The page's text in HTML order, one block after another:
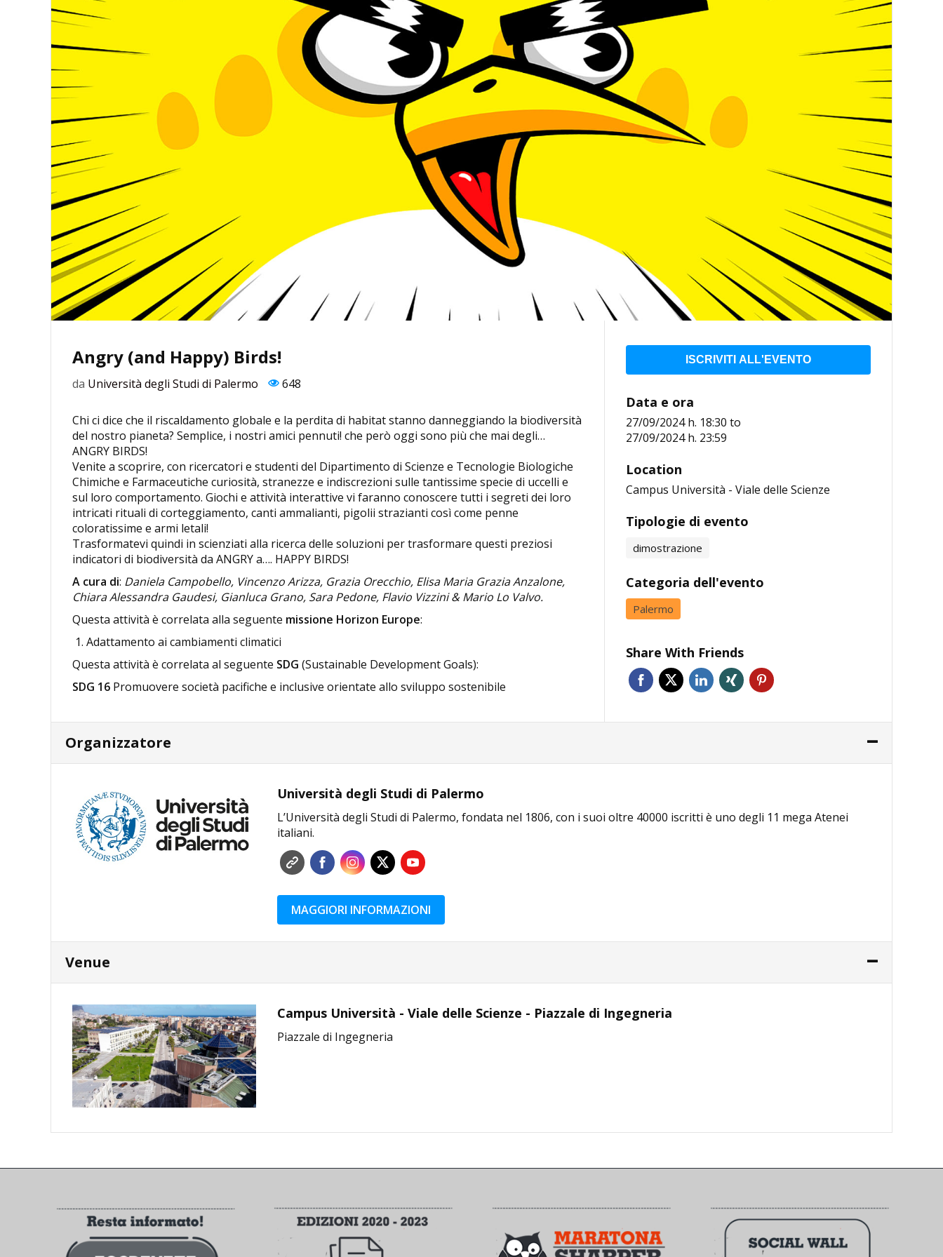
Angry (and Happy) Birds!
da Università degli Studi di Palermo 648
Chi ci dice che il riscaldamento globale e la perdita di habitat stanno danneggiando la biodiversità
del nostro pianeta? Semplice, i nostri amici pennuti! che però oggi sono più che mai degli…
ANGRY BIRDS!
Venite a scoprire, con ricercatori e studenti del Dipartimento di Scienze e Tecnologie Biologiche
Chimiche e Farmaceutiche curiosità, stranezze e indiscrezioni sulle tantissime specie di uccelli e
sul loro comportamento. Giochi e attività interattive vi faranno conoscere tutti i segreti dei loro
intricati rituali di corteggiamento, canti ammalianti, pigolii strazianti così come penne
coloratissime e armi letali!
Trasformatevi quindi in scienziati alla ricerca delle soluzioni per trasformare questi preziosi
indicatori di biodiversità da ANGRY a…. HAPPY BIRDS!
A cura di: Daniela Campobello, Vincenzo Arizza, Grazia Orecchio, Elisa Maria Grazia Anzalone,
Chiara Alessandra Gaudesi, Gianluca Grano, Sara Pedone, Flavio Vizzini & Mario Lo Valvo.
Questa attività è correlata alla seguente missione Horizon Europe:
Adattamento ai cambiamenti climatici
Questa attività è correlata al seguente SDG (Sustainable Development Goals):
SDG 16 Promuovere società pacifiche e inclusive orientate allo sviluppo sostenibile
ISCRIVITI ALL'EVENTO
Data e ora
27/09/2024 h. 18:30 to
27/09/2024 h. 23:59
Location
Campus Università - Viale delle Scienze
Tipologie di evento
dimostrazione
Categoria dell'evento
Palermo
Share With Friends
Organizzatore
Università degli Studi di Palermo
L’Università degli Studi di Palermo, fondata nel 1806, con i suoi oltre 40000 iscritti è uno degli 11 mega Atenei
italiani.
MAGGIORI INFORMAZIONI
Venue
Campus Università - Viale delle Scienze - Piazzale di Ingegneria
Piazzale di Ingegneria